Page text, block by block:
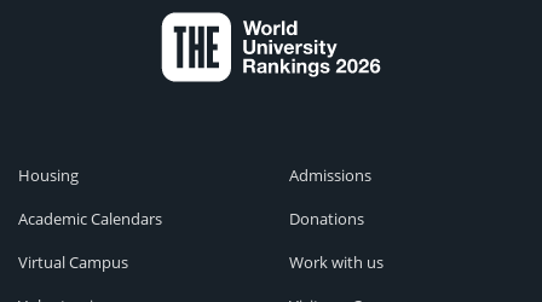
Housing
Academic Calendars
Virtual Campus
Admissions
Donations
Work with us